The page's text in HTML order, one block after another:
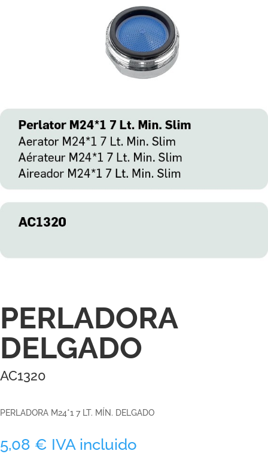
PERLADORA
DELGADO
AC1320
PERLADORA M24*1 7 LT. MÍN. DELGADO
5,08 € IVA incluido